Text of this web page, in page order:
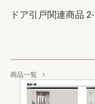
ドア引戸関連商品
商品一覧